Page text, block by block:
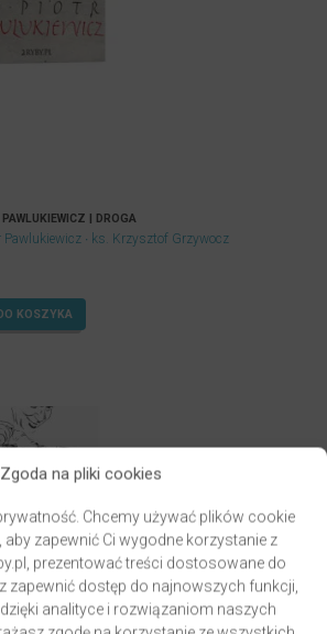
Zgoda na pliki cookies
Chcemy używać plików cookie
aby zapewnić Ci wygodne korzystanie z
prezentować treści dostosowane do
zapewnić dostęp do najnowszych funkcji,
analityce i rozwiązaniom naszych
| DROGA
Pawlukiewicz ks. Krzysztof Grzywocz
KOSZYKA